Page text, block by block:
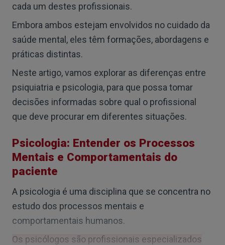
cada um destes profissionais.
Embora ambos estejam envolvidos no cuidado da
saúde mental, eles têm formações, abordagens e
práticas distintas.
Neste artigo, vamos explorar as diferenças entre
psiquiatria e psicologia, para que possa tomar
decisões informadas sobre qual o profissional
que deve procurar em diferentes situações.
Psicologia: Entender os Processos
Mentais e Comportamentais do
paciente
A psicologia é uma disciplina que se concentra no
estudo dos processos mentais e
comportamentais humanos.
Os psicólogos são profissionais especializados